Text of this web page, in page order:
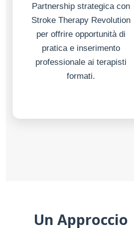
Partnership strategica con
Stroke Therapy Revolution
per offrire opportunità di
pratica e inserimento
professionale ai terapisti
formati.
Un Approccio